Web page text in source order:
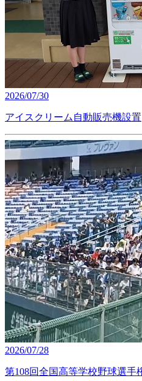
2026/07/30
アイスクリーム自動販売機設置
2026/07/28
第108回全国高等学校野球選手